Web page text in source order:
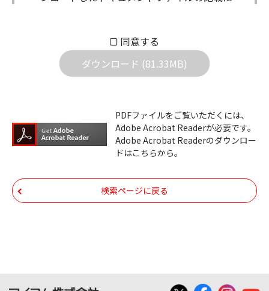
社は一切の責任を負いません。また、ファイ
ルの内容などの変更は一切行わないでくださ
機器のコントロールコマンドの仕様書、およ
びその他すべてのダウンロードファイルにつ
いての著作権を含むすべての権利は、アイコ
帰属します。ダウンロードしたファイルは、
個人で使用される以外にはご使用できませ
せんのでご了承ください。
同意する
ダウンロード (81.33MB)
PDFファイルをご覧いただくには、
Adobe Acrobat Readerが必要です。
Adobe Acrobat Readerのダウンロー
ドはこちらから。
検索ページに戻る